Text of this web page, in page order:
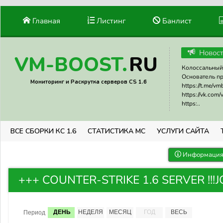
Главная Листинг Банлист
VM-BOOST.RU
Мониторинг и Раскрутка серверов CS 1.6
Основатель
https://t.me/
https://vk.com/
https:..
ВСЕ СБОРКИ КС 1.6 СТАТИСТИКА МС УСЛУГИ САЙТА
+++ COUNTER-STRIKE 1.6 SERVER
Период ДЕНЬ НЕДЕЛЯ МЕСЯЦ ГОД ВЕСЬ